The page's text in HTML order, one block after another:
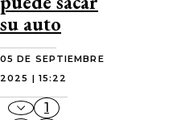
su auto
05 DE SEPTIEMBRE
2025 | 15:22
1